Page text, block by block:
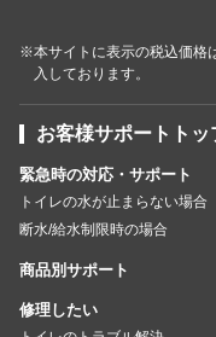
※本サイトに表示の税込価格
入しております。
お客様サポートトッ
緊急時の対応・サポート
トイレの水が止まらない場合
断水/給水制限時の場合
商品別サポート
修理したい